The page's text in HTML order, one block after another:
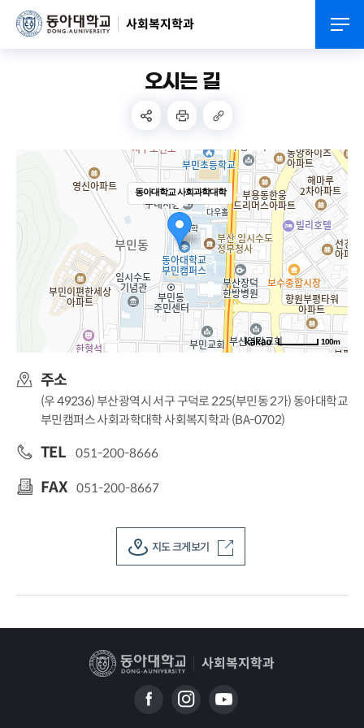
사회복지학과
오시는 길
동아대학교 사회과학대학
100m
주소
(우 49236) 부산광역시 서구 구덕로 225(부민동 2가) 동아대학교
부민캠퍼스 사회과학대학 사회복지학과 (BA-0702)
TEL 051-200-8666
FAX 051-200-8667
지도 크게보기
사회복지학과